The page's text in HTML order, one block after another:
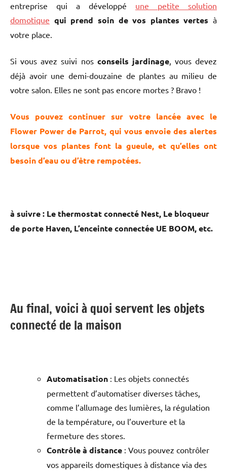
entreprise qui a développé une petite solution
domotique qui prend soin de vos plantes vertes à
votre place.
Si vous avez suivi nos conseils jardinage, vous devez
déjà avoir une demi-douzaine de plantes au milieu de
votre salon. Elles ne sont pas encore mortes ? Bravo !
Vous pouvez continuer sur votre lancée avec le
Flower Power de Parrot, qui vous envoie des alertes
lorsque vos plantes font la gueule, et qu’elles ont
besoin d’eau ou d’être rempotées.
à suivre : Le thermostat connecté Nest, Le bloqueur
de porte Haven, L’enceinte connectée UE BOOM, etc.
Au final, voici à quoi servent les objets
connecté de la maison
Automatisation : Les objets connectés
permettent d’automatiser diverses tâches,
comme l’allumage des lumières, la régulation
de la température, ou l’ouverture et la
fermeture des stores.
Contrôle à distance : Vous pouvez contrôler
vos appareils domestiques à distance via des